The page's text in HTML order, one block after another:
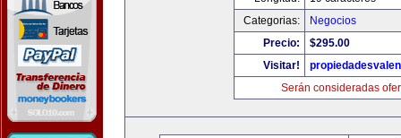
Categorias:
Negocios
Precio:
$295.00
Visitar!
Serán consideradas